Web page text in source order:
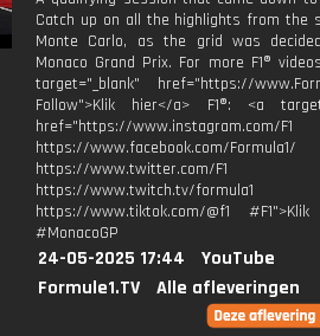
Catch up on all the highlights from the
Monte Carlo, as the grid was
Monaco Grand Prix. For more F1®
target="_blank" href="https://
Follow">Klik hier</a> F1®: <a
href="https://www.instagram.com/F1
https://www.facebook.com/Formula1/
https://www.twitter.com/F1
https://www.twitch.tv/formula1
https://www.tiktok.com/@f1
#MonacoGP
24-05-2025 17:44
YouTube
Formule1.TV
Alle afleveringen